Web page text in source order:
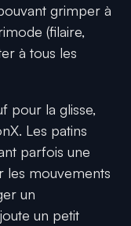
grimper à
(filaire,
à tous les
pour la glisse,
Les patins
parfois une
les mouvements
un
un petit